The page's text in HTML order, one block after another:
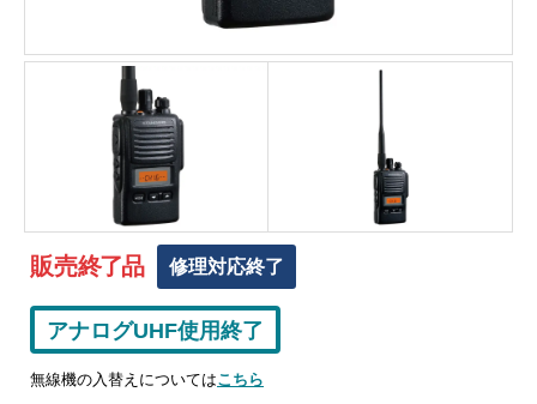
販売終了品 修理対応終了
アナログUHF使用終了
無線機の入替えについてはこちら